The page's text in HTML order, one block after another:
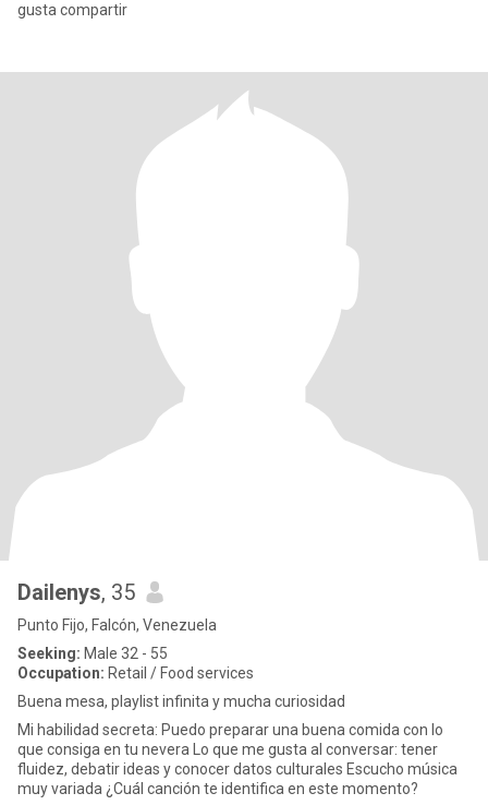
gusta compartir
Dailenys, 35
Punto Fijo, Falcón, Venezuela
Seeking: Male 32 - 55
Occupation: Retail / Food services
Buena mesa, playlist infinita y mucha curiosidad
Mi habilidad secreta: Puedo preparar una buena comida con lo
que consiga en tu nevera Lo que me gusta al conversar: tener
fluidez, debatir ideas y conocer datos culturales Escucho música
muy variada ¿Cuál canción te identifica en este momento?